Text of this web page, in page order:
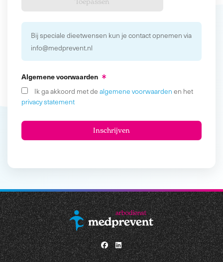
Bij speciale dieetwensen kun je contact opnemen via
info@medprevent.nl
Algemene voorwaarden
Ik ga akkoord met de algemene voorwaarden en het
privacy statement